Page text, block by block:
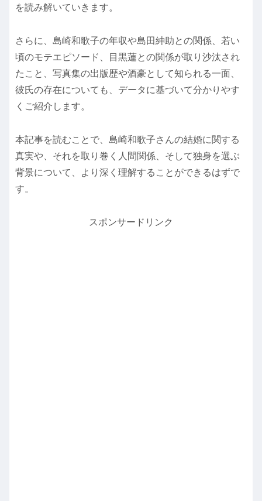
を読み解いていきます。
さらに、島崎和歌子の年収や島田紳助との関係、若い
頃のモテエピソード、目黒蓮との関係が取り沙汰され
たこと、写真集の出版歴や酒豪として知られる一面、
彼氏の存在についても、データに基づいて分かりやす
くご紹介します。
本記事を読むことで、島崎和歌子さんの結婚に関する
真実や、それを取り巻く人間関係、そして独身を選ぶ
背景について、より深く理解することができるはずで
す。
スポンサードリンク